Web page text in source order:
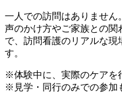
一人での訪問はありません
声のかけ方やご家族との関
で、訪問看護のリアルな現
す。
※体験中に、実際のケアを
※見学・同行のみでの参加